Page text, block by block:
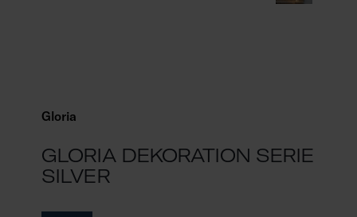
Gloria
GLORIA DEKORATION SERIE
SILVER